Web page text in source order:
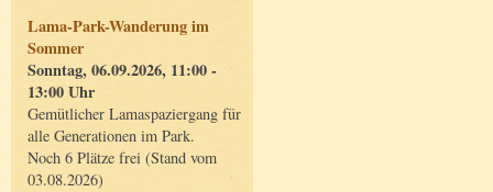
Lama-Park-Wanderung im
Sommer
Sonntag, 06.09.2026, 11:00 -
13:00 Uhr
Gemütlicher Lamaspaziergang für
alle Generationen im Park.
Noch 6 Plätze frei (Stand vom
03.08.2026)